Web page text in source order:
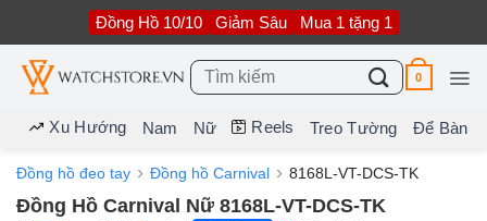
nội
dung
Đồng Hồ 10/10 Giảm Sâu Mua 1 tặng 1
Tìm
kiếm:
0
Xu Hướng Nam Nữ Reels Treo Tường Để Bàn
Đồng hồ đeo tay Đồng hồ Carnival 8168L-VT-DCS-TK
Đồng Hồ Carnival Nữ 8168L-VT-DCS-TK